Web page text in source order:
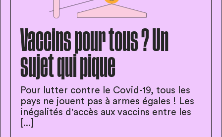
Vaccins pour tous ? Un
sujet qui pique
Pour lutter contre le Covid-19, tous les
pays ne jouent pas à armes égales ! Les
inégalités d'accès aux vaccins entre les
[...]